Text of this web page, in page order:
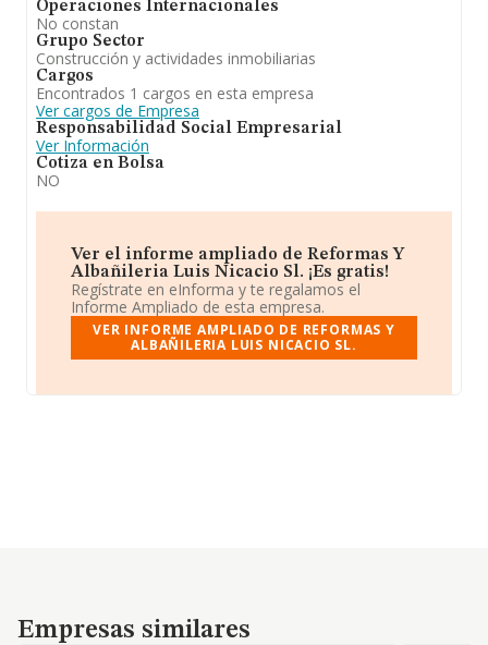
Operaciones Internacionales
No constan
Grupo Sector
Construcción y actividades inmobiliarias
Cargos
Encontrados 1 cargos en esta empresa
Ver cargos de Empresa
Responsabilidad Social Empresarial
Ver Información
Cotiza en Bolsa
NO
Ver el informe ampliado de Reformas Y
Albañileria Luis Nicacio Sl. ¡Es gratis!
Regístrate en eInforma y te regalamos el
Informe Ampliado de esta empresa.
VER INFORME AMPLIADO DE REFORMAS Y
ALBAÑILERIA LUIS NICACIO SL.
Empresas similares
Empresas similares